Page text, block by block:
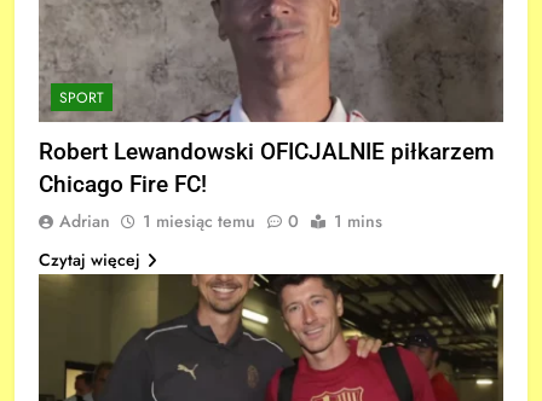
SPORT
Robert Lewandowski OFICJALNIE piłkarzem
Chicago Fire FC!
Adrian 1 miesiąc temu 0
1 mins
Czytaj więcej